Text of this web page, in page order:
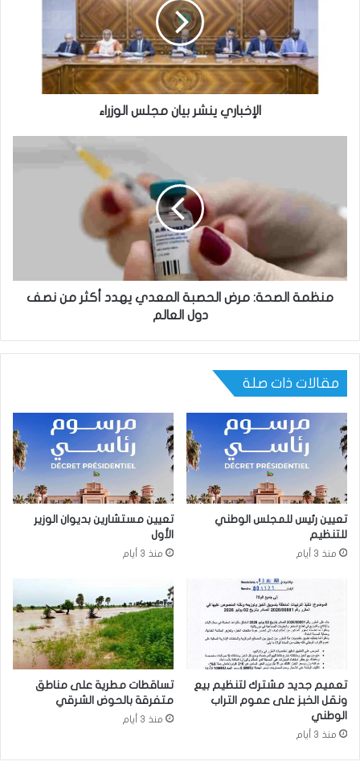
الإخباري ينشر بيان مجلس الوزراء
منظمة الصحة: مرض الحصبة المعدي يهدد أكثر من نصف
دول العالم
مقالات ذات صلة
تعيين رئيس للمجلس الوطني
للتنظيم
منذ 3 أيام
تعيين مستشارين بديوان الوزير
الأول
منذ 3 أيام
تعميم جديد مشترك لتنظيم بيع
ونقل الخبز على عموم التراب
الوطني
منذ 3 أيام
تساقطات مطرية على مناطق
متفرقة بالحوض الشرقي
منذ 3 أيام